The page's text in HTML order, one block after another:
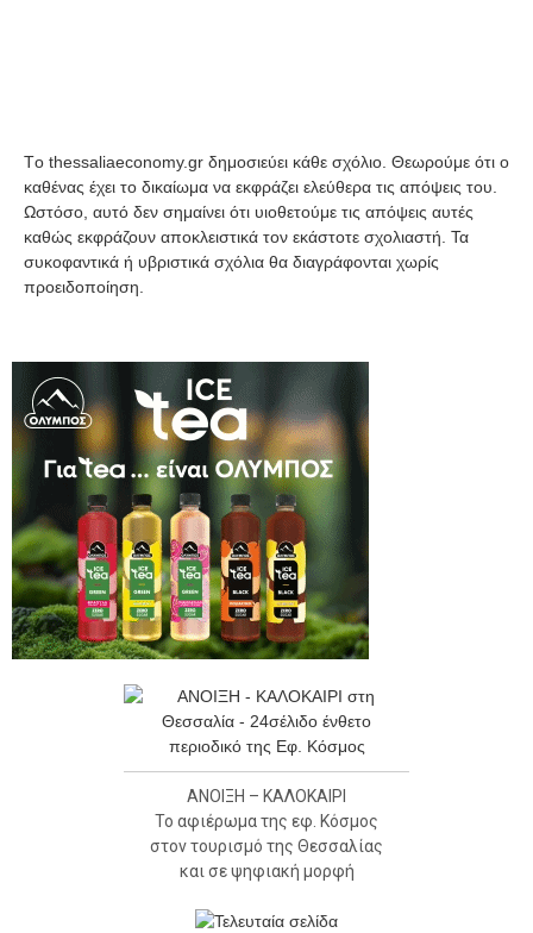
Tο thessaliaeconomy.gr δημοσιεύει κάθε σχόλιο. Θεωρούμε ότι ο
καθένας έχει το δικαίωμα να εκφράζει ελεύθερα τις απόψεις του.
Ωστόσο, αυτό δεν σημαίνει ότι υιοθετούμε τις απόψεις αυτές
καθώς εκφράζουν αποκλειστικά τον εκάστοτε σχολιαστή. Τα
συκοφαντικά ή υβριστικά σχόλια θα διαγράφονται χωρίς
προειδοποίηση.
ΑΝΟΙΞΗ – ΚΑΛΟΚΑΙΡΙ
Το αφιέρωμα της εφ. Κόσμος
στον τουρισμό της Θεσσαλίας
και σε ψηφιακή μορφή